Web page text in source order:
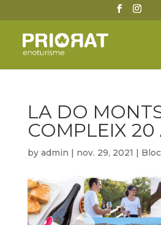
LA DO
COMPLEIX 20
by admin | nov. 29, 2021 | Bloc